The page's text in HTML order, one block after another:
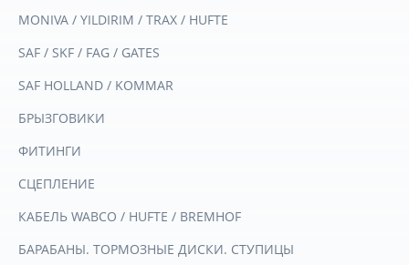
MONIVA / YILDIRIM / TRAX / HUFTE
SAF / SKF / FAG / GATES
SAF HOLLAND / KOMMAR
БРЫЗГОВИКИ
ФИТИНГИ
СЦЕПЛЕНИЕ
КАБЕЛЬ WABCO / HUFTE / BREMHOF
БАРАБАНЫ. ТОРМОЗНЫЕ ДИСКИ. СТУПИЦЫ